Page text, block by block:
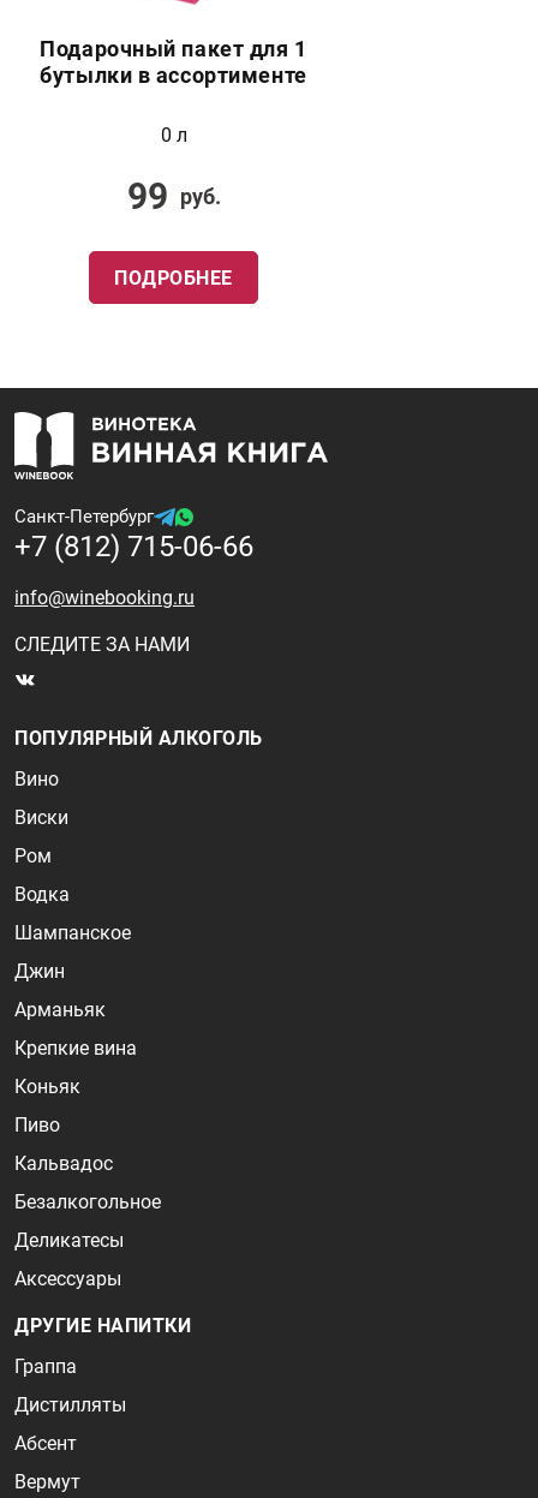
Подарочный пакет для 1
бутылки в ассортименте
0 л
99 руб.
ПОДРОБНЕЕ
Санкт-Петербург
+7 (812) 715-06-66
info@winebooking.ru
СЛЕДИТЕ ЗА НАМИ
ПОПУЛЯРНЫЙ АЛКОГОЛЬ
Вино
Виски
Ром
Водка
Шампанское
Джин
Арманьяк
Крепкие вина
Коньяк
Пиво
Кальвадос
Безалкогольное
Деликатесы
Аксессуары
ДРУГИЕ НАПИТКИ
Граппа
Дистилляты
Абсент
Вермут